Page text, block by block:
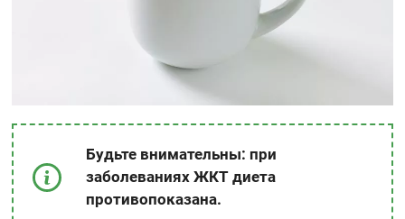
Будьте внимательны: при
заболеваниях ЖКТ диета
противопоказана.